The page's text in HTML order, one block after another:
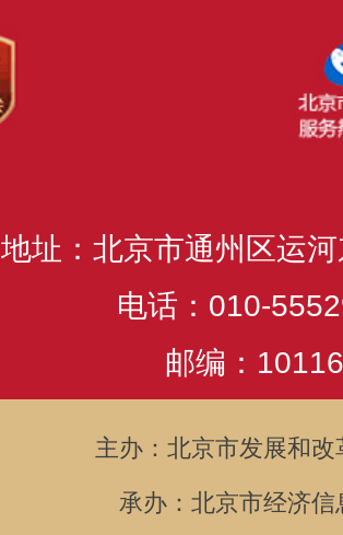
地址：北京市通州区运
电话：010-
邮编：
主办：北京市发展和改
承办：北京市经济信